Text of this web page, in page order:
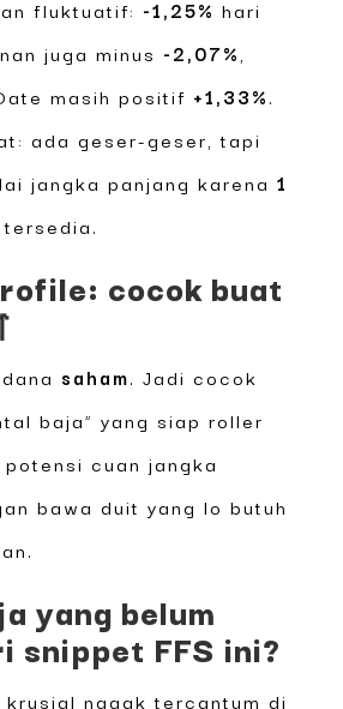
fluktuatif: -1,25% hari
juga minus -2,07%
masih positif +1,33%.
ada geser-geser, tapi
jangka panjang karena 1
cocok buat
saham. Jadi cocok
baja” yang siap roller
cuan jangka
bawa duit yang lo butuh
yang belum
snippet FFS ini?
nggak tercantum di